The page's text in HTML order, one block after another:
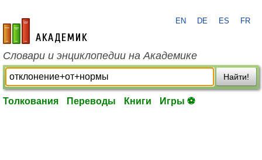
academic.ru
EN DE ES FR
Словари и энциклопедии на Академике
Найти!
Толкования Переводы Книги Игры ⚽